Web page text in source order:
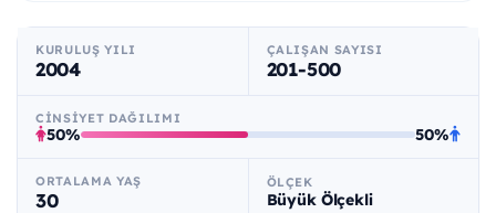
KURULUŞ YILI
2004
ÇALIŞAN SAYISI
201-500
CINSIYET DAĞILIMI
50% 50%
ORTALAMA YAŞ
30
ÖLÇEK
Büyük Ölçekli